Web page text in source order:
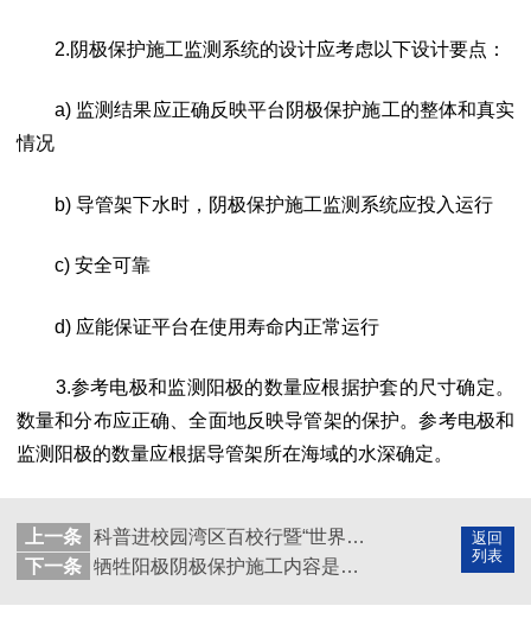
2.阴极保护施工监测系统的设计应考虑以下设计要点：
a) 监测结果应正确反映平台阴极保护施工的整体和真实
情况
b) 导管架下水时，阴极保护施工监测系统应投入运行
c) 安全可靠
d) 应能保证平台在使用寿命内正常运行
3.参考电极和监测阳极的数量应根据护套的尺寸确定。
数量和分布应正确、全面地反映导管架的保护。参考电极和
监测阳极的数量应根据导管架所在海域的水深确定。
返回
列表
上一条
科普进校园湾区百校行暨“世界腐蚀日”科普讲坛线上活动成功举办
下一条
牺牲阳极阴极保护施工内容是什么